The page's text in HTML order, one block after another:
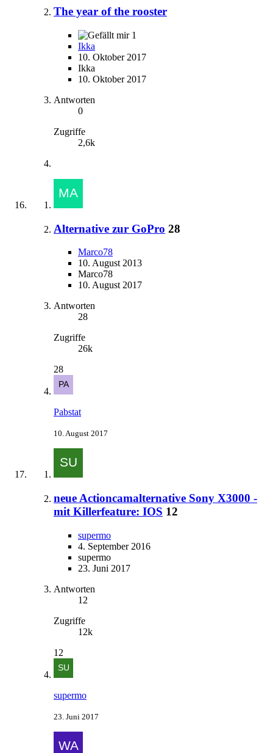
The year of the rooster
1
Ikka
10. Oktober 2017
Ikka
10. Oktober 2017
Antworten
0
Zugriffe
2,6k
Alternative zur GoPro 28
Marco78
10. August 2013
Marco78
10. August 2017
Antworten
28
Zugriffe
26k
28
Pabstat
10. August 2017
neue Actioncamalternative Sony X3000 -
mit Killerfeature: IOS 12
supermo
4. September 2016
supermo
23. Juni 2017
Antworten
12
Zugriffe
12k
12
supermo
23. Juni 2017